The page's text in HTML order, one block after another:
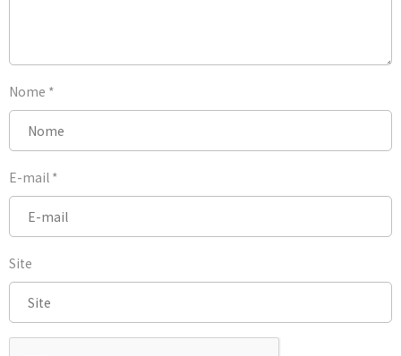
Nome *
E-mail *
Site